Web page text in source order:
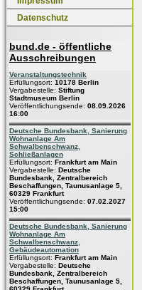
Datenschutz
bund.de - öffentliche
Ausschreibungen
Veranstaltungstechnik
Erfüllungsort: 10178 Berlin
Vergabestelle: Stiftung
Stadtmuseum Berlin
Veröffentlichungsende: 08.09.2026
16:00
Deutsche Bundesbank, Sanierung
Wohnanlage Am
Schwalbenschwanz,
Schließanlagen
Erfüllungsort: Frankfurt am Main
Vergabestelle: Deutsche
Bundesbank, Zentralbereich
Beschaffungen, Taunusanlage 5,
60329 Frankfurt
Veröffentlichungsende: 07.02.2027
15:00
Deutsche Bundesbank, Sanierung
Wohnanlage Am
Schwalbenschwanz,
Gebäudeautomation
Erfüllungsort: Frankfurt am Main
Vergabestelle: Deutsche
Bundesbank, Zentralbereich
Beschaffungen, Taunusanlage 5,